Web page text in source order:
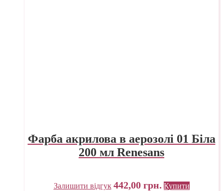
Фарба акрилова в аерозолі 01 Біла
200 мл Renesans
Залишити відгук 442,00 грн. Купити